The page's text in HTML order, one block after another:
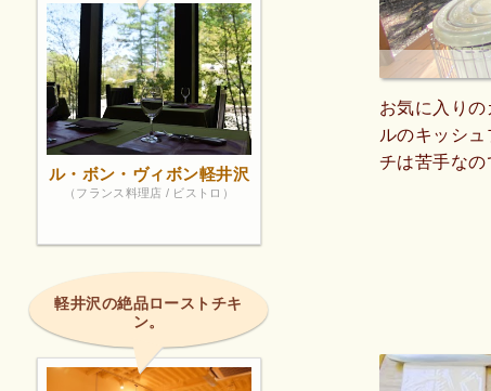
お気に入り
ルのキッシ
チは苦手な
しまうこと
ル・ボン・ヴィボン軽井沢
（フランス料理店 / ビストロ）
軽井沢の絶品ローストチキ
ン。